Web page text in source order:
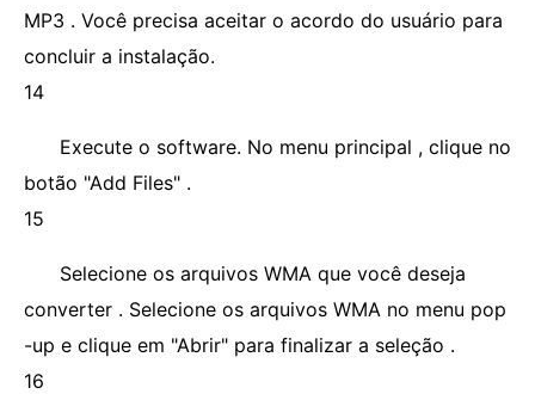
MP3 . Você precisa aceitar o acordo do usuário para
concluir a instalação.
14
Execute o software. No menu principal , clique no
botão "Add Files" .
15
Selecione os arquivos WMA que você deseja
converter . Selecione os arquivos WMA no menu pop
-up e clique em "Abrir" para finalizar a seleção .
16